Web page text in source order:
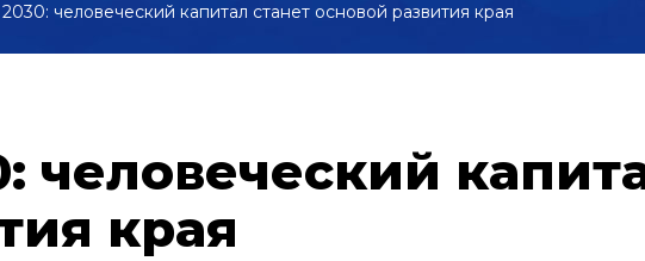
человеческий капитал станет основой развития края
человеческий
края